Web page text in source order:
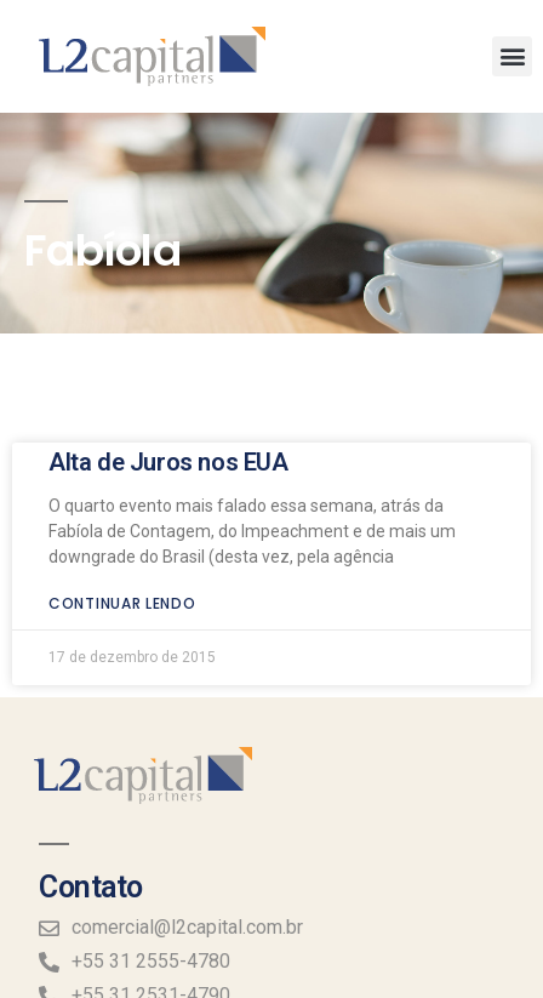
Fabíola
Alta de Juros nos EUA
O quarto evento mais falado essa semana, atrás da
Fabíola de Contagem, do Impeachment e de mais um
downgrade do Brasil (desta vez, pela agência
CONTINUAR LENDO
17 de dezembro de 2015
Contato
comercial@l2capital.com.br
+55 31 2555-4780